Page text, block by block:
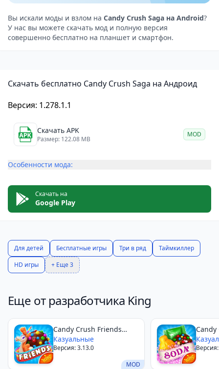
Но игру можно пройти и без них, нужно только
больше времени и усилий.
Candy Crush Saga: захватывающая головоломка с
конфетами для Android
казуальных игр. В ней вас ждёт яркая графика,
Хотя в игре есть возможность совершать
внутриигровые покупки, вы можете пройти её и без
них, просто потратив больше времени и усилий.
игру для своего Android-устройства, то Candy Crush
Вы искали моды и взлом на Candy Crush Saga на Android?
У нас вы можете скачать мод и полную версия
совершенно бесплатно на планшет и смартфон.
Скачать бесплатно Candy Crush Saga на Андроид
Версия: 1.278.1.1
Скачать APK
Размер: 122.08 MB
MOD
Особенности мода:
Скачать на
Google Play
Для детей Бесплатные игры Три в ряд
Таймкиллер
HD игры
+ Еще 3
Еще от разработчика King
MOD
Candy Crush Friends
Saga
Казуальные
Версия: 3.13.0
Candy